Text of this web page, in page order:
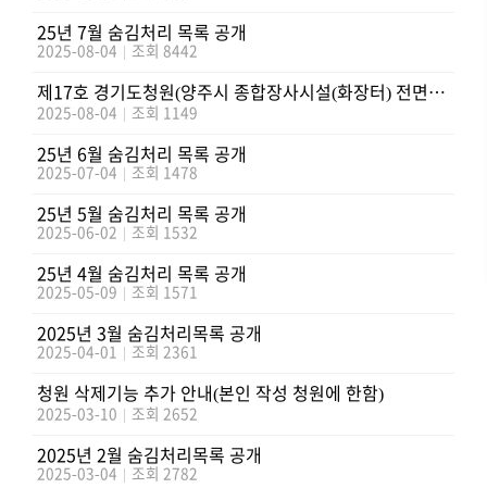
25년 7월 숨김처리 목록 공개
2025-08-04 | 조회 8442
제17호 경기도청원(양주시 종합장사시설(화장터) 전면 재검토 청원) 답변내용 만족도 조사(25.8.4.~9.3.)
2025-08-04 | 조회 1149
25년 6월 숨김처리 목록 공개
2025-07-04 | 조회 1478
25년 5월 숨김처리 목록 공개
2025-06-02 | 조회 1532
25년 4월 숨김처리 목록 공개
2025-05-09 | 조회 1571
2025년 3월 숨김처리목록 공개
2025-04-01 | 조회 2361
청원 삭제기능 추가 안내(본인 작성 청원에 한함)
2025-03-10 | 조회 2652
2025년 2월 숨김처리목록 공개
2025-03-04 | 조회 2782